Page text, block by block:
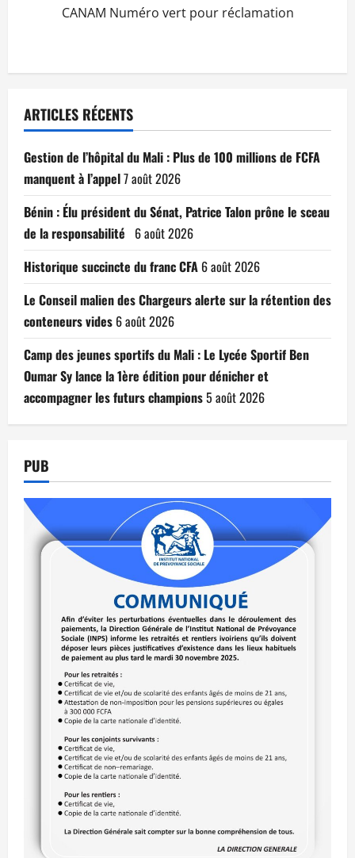
CANAM Numéro vert pour réclamation
ARTICLES RÉCENTS
Gestion de l’hôpital du Mali : Plus de 100 millions de FCFA
manquent à l’appel7 août 2026
Bénin : Élu président du Sénat, Patrice Talon prône le sceau
de la responsabilité 6 août 2026
Historique succincte du franc CFA 6 août 2026
Le Conseil malien des Chargeurs alerte sur la rétention des
conteneurs vides 6 août 2026
Camp des jeunes sportifs du Mali : Le Lycée Sportif Ben
Oumar Sy lance la 1ère édition pour dénicher et
accompagner les futurs champions5 août 2026
PUB